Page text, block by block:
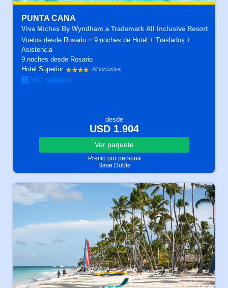
PUNTA CANA
Viva Miches By Wyndham a Trademark All Inclusive Resort
Vuelos desde Rosario + 9 noches de Hotel + Traslados +
Asistencia
9 nochesdesde Rosario
Hotel Superior
All Inclusive
Ver salidas
desde
USD 1.904
Ver paquete
Precio por persona
Base Doble